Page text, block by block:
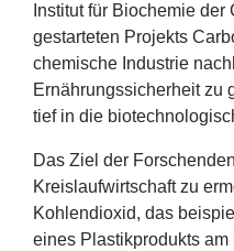
Institut für Biochemie
gestarteten Projekts
chemische Industrie
Ernährungssicherheit zu
tief in die
Das Ziel der
Kreislaufwirtschaft zu
Kohlendioxid, das
eines Plastikprodukts